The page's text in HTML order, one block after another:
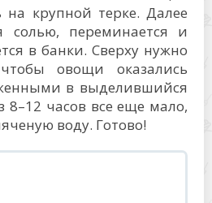
на крупной терке. Далее
солью, переминается и
в банки. Сверху нужно
овощи оказались
в выделившийся
8–12 часов все еще мало,
воду. Готово!